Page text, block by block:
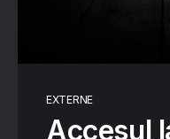
EXTERNE
Accesul